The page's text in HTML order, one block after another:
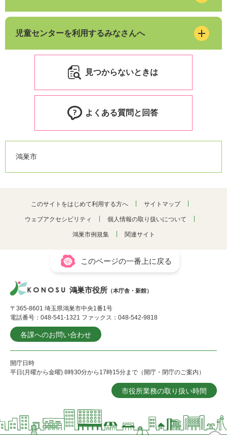
児童センターを利用するみなさんへ
見つからないときは
よくある質問と回答
鴻巣市
このサイトをはじめて利用する方へ サイトマップ
ウェブアクセシビリティ 個人情報の取り扱いについて
鴻巣市例規集 関連サイト
このページの一番上に戻る
鴻巣市役所 （本庁舎・新館）
〒365-8601 埼玉県鴻巣市中央1番1号
電話番号：048-541-1321 ファックス：048-542-9818
各課へのお問い合わせ
開庁日時
平日(月曜から金曜) 8時30分から17時15分まで（開庁・閉庁のご案内）
市役所業務の取り扱い時間